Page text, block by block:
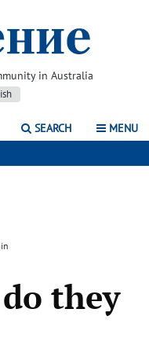
in Australia
SEARCH MENU
they